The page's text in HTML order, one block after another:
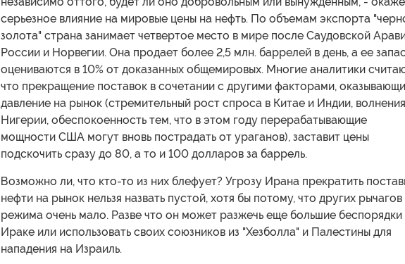
серьезное влияние на мировые цены на нефть. По объемам экспорта
золота" страна занимает четвертое место в мире после Саудовской
России и Норвегии. Она продает более 2,5 млн. баррелей в день, а ее
оцениваются в 10% от доказанных общемировых. Многие аналитики
что прекращение поставок в сочетании с другими факторами,
давление на рынок (стремительный рост спроса в Китае и Индии,
Нигерии, обеспокоенность тем, что в этом году перерабатывающие
мощности США могут вновь пострадать от ураганов), заставит цены
подскочить сразу до 80, а то и 100 долларов за баррель.
Возможно ли, что кто-то из них блефует? Угрозу Ирана прекратить
нефти на рынок нельзя назвать пустой, хотя бы потому, что других рычагов
режима очень мало. Разве что он может разжечь еще большие беспорядки
Ираке или использовать своих союзников из "Хезболла" и Палестины для
нападения на Израиль.